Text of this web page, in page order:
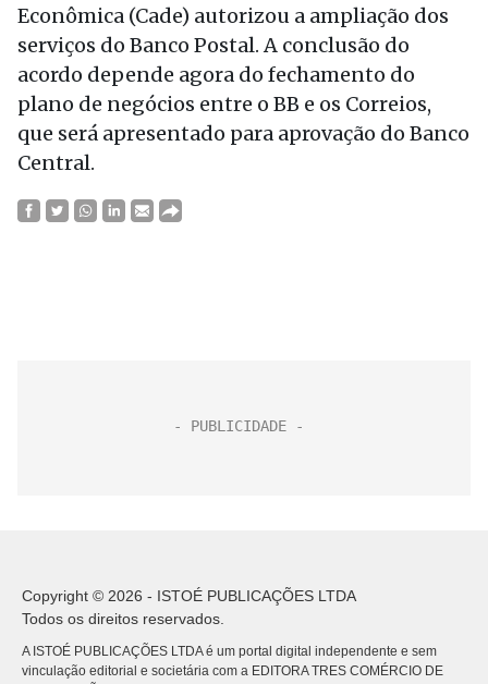
Econômica (Cade) autorizou a ampliação dos
serviços do Banco Postal. A conclusão do
acordo depende agora do fechamento do
plano de negócios entre o BB e os Correios,
que será apresentado para aprovação do Banco
Central.
Copyright © 2026 - ISTOÉ PUBLICAÇÕES LTDA
Todos os direitos reservados.
A ISTOÉ PUBLICAÇÕES LTDA é um portal digital independente e sem
vinculação editorial e societária com a EDITORA TRES COMÉRCIO DE